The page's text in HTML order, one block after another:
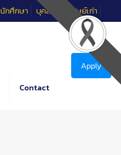
นักศึกษา บุคลากร ศิษย์เก่า
Contact
Apply